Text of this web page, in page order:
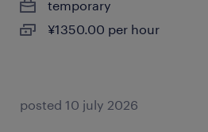
temporary
¥1350.00 per hour
posted 10 july 2026